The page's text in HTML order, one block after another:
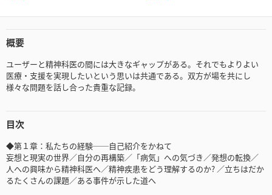
概要
ユーザーと精神科医の間には大きなギャップがある。それでもよりよい
医療・支援を実現したいという思いは共通である。双方が場を共にし
様々な問題を話し合った貴重な記録。
目次
◆第１章：私たちの経験──自己紹介をかねて
妄想と現実の世界／自分の再構築／「病気」への気づき／発想の転換／
人への興味から精神科医へ／精神疾患をどう理解するのか? ／立ちはだか
るたくさんの課題／ある事件が示した道へ